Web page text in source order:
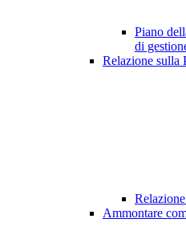
Piano
di
Relazione sulla
Ammontare